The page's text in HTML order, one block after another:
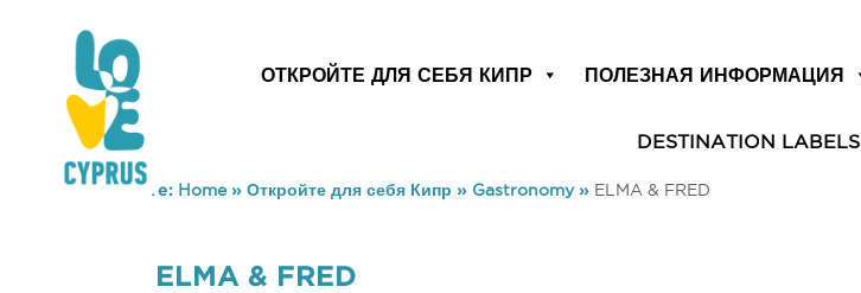
ОТКРОЙТЕ ДЛЯ СЕБЯ КИПР ПОЛЕЗНАЯ ИНФОРМАЦИЯ
DESTINATION LABELS
You are here: Home» Откройте для себя Кипр » Gastronomy» ELMA & FRED
ELMA & FRED